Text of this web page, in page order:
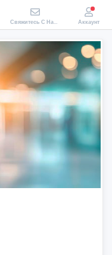
Свяжитесь С Нами Аккаунт